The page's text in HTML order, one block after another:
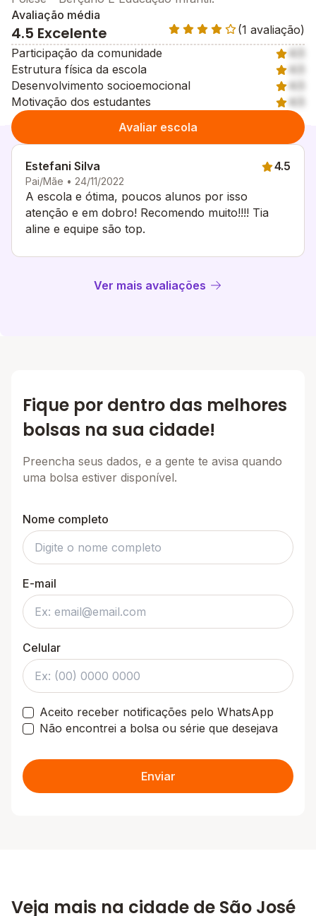
Avaliação média
4.5 Excelente
(1 avaliação)
Participação da comunidade
4.5
Estrutura física da escola
4.5
Desenvolvimento socioemocional
4.5
Motivação dos estudantes
4.5
Avaliar escola
Estefani Silva
Pai/Mãe • 24/11/2022
4.5
A escola e ótima, poucos alunos por isso
atenção e em dobro! Recomendo muito!!!! Tia
aline e equipe são top.
Ver mais avaliações
Fique por dentro das melhores
bolsas na sua cidade!
Preencha seus dados, e a gente te avisa quando
uma bolsa estiver disponível.
Nome completo
E-mail
Celular
Aceito receber notificações pelo WhatsApp
Não encontrei a bolsa ou série que desejava
Enviar
Veja mais na cidade de São José